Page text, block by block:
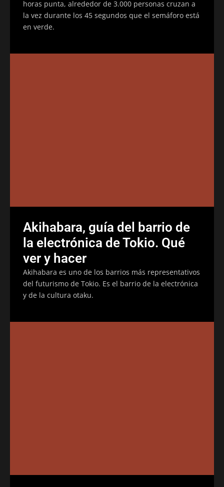
horas punta, alrededor de 3.000 personas cruzan a
la vez durante los 45 segundos que el semáforo está
en verde.
Akihabara, guía del barrio de
la electrónica de Tokio. Qué
ver y hacer
Akihabara es uno de los barrios más representativos
del futurismo de Tokio. Es el barrio de la electrónica
y de la cultura otaku.